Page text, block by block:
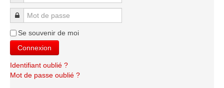
Mot de passe
Se souvenir de moi
Connexion
Identifiant oublié ?
Mot de passe oublié ?